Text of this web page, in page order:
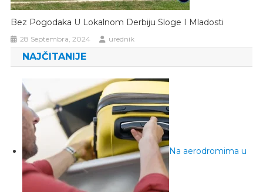
Bez Pogodaka U Lokalnom Derbiju Sloge I Mladosti
28 Septembra, 2024 urednik
NAJČITANIJE
Na aerodromima u